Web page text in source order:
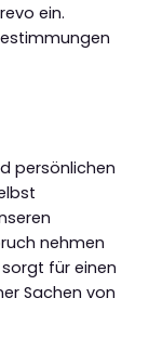
ein.
persönlichen
nehmen
für einen
Sachen von